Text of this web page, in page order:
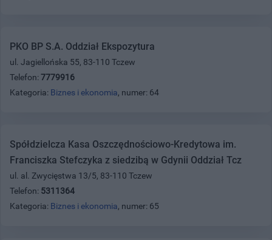
PKO BP S.A. Oddział Ekspozytura
ul. Jagiellońska 55, 83-110 Tczew
Telefon: 7779916
Kategoria: Biznes i ekonomia, numer: 64
Spółdzielcza Kasa Oszczędnościowo-Kredytowa im.
Franciszka Stefczyka z siedzibą w Gdynii Oddział Tcz
ul. al. Zwycięstwa 13/5, 83-110 Tczew
Telefon: 5311364
Kategoria: Biznes i ekonomia, numer: 65